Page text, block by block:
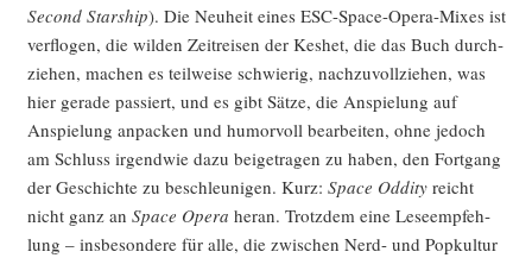
Second Star­ship). Die Neu­heit eines ESC-Space-Ope­ra-Mixes ist
ver­flo­gen, die wil­den Zeit­rei­sen der Kes­het, die das Buch durch­
zie­hen, machen es teil­wei­se schwie­rig, nach­zu­voll­zie­hen, was
hier gera­de pas­siert, und es gibt Sät­ze, die Anspie­lung auf
Anspie­lung anpa­cken und humor­voll bear­bei­ten, ohne jedoch
am Schluss irgend­wie dazu bei­getra­gen zu haben, den Fort­gang
der Geschich­te zu beschleu­ni­gen. Kurz: Space Oddi­tyreicht
nicht ganz an Space Ope­ra her­an. Trotz­dem eine Lese­emp­feh­
lung – ins­be­son­de­re für alle, die zwi­schen Nerd- und Pop­kul­tur